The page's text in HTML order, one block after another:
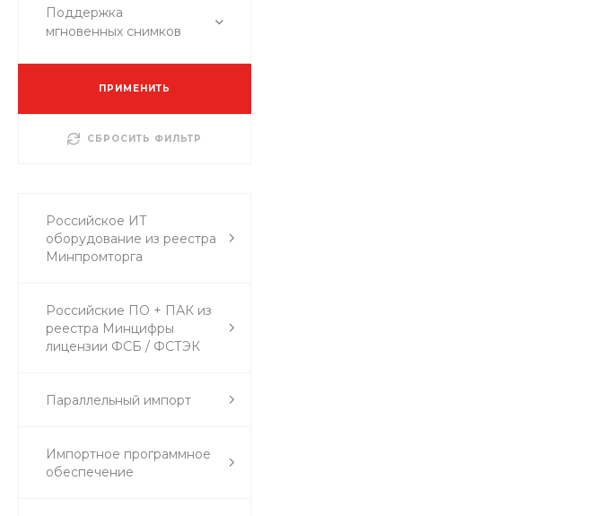
Поддержка
мгновенных снимков
ПРИМЕНИТЬ
СБРОСИТЬ ФИЛЬТР
Российское ИТ
оборудование из реестра
Минпромторга
Российские ПО + ПАК из
реестра Минцифры
лицензии ФСБ / ФСТЭК
Параллельный импорт
Импортное программное
обеспечение